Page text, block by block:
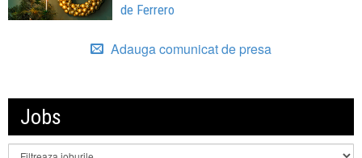
de Ferrero
Adauga comunicat de presa
Jobs